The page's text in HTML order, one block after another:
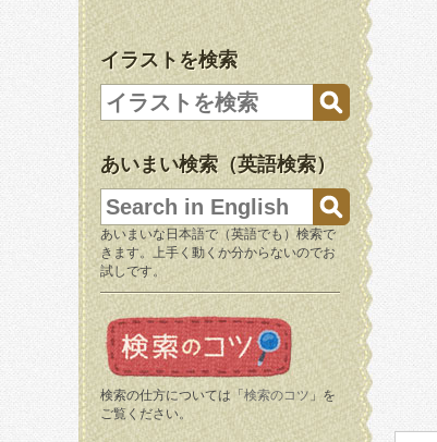
イラストを検索
あいまい検索（英語検索）
あいまいな日本語で（英語でも）検索で
きます。上手く動くか分からないのでお
試しです。
検索の仕方については「 検索のコツ 」を
ご覧ください。